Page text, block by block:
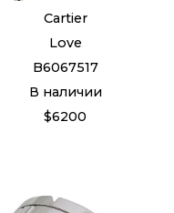
Cartier
Love
B6067517
В наличии
$6200